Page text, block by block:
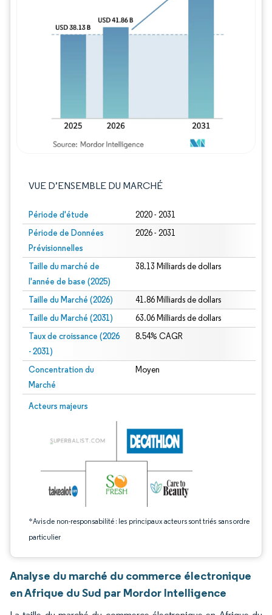
VUE D’ENSEMBLE DU MARCHÉ
Période d'étude 2020 - 2031
Période de Données
Prévisionnelles
2026 - 2031
Taille du marché de
l'année de base (2025)
38.13 Milliards de dollars
Taille du Marché (2026) 41.86 Milliards de dollars
Taille du Marché (2031) 63.06 Milliards de dollars
Taux de croissance (2026
- 2031)
8.54% CAGR
Concentration du
Marché
Moyen
Acteurs majeurs
*Avis de non-responsabilité : les principaux acteurs sont triés sans ordre
particulier
Image © Mordor Intelligence. La réutilisation nécessite une attribution sous CC
Analyse du marché du commerce électronique
en Afrique du Sud par Mordor Intelligence